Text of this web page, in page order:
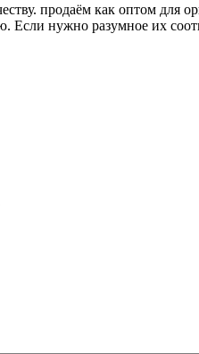
продаём как оптом
нужно разумное их